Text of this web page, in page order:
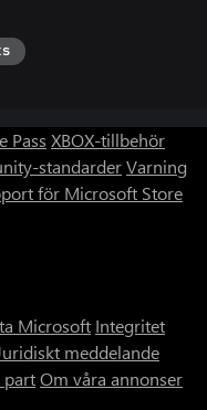
Pass XBOX-tillbehör
standarderVarning
för Microsoft Store
Microsoft Integritet
meddelande
partOm våra annonser